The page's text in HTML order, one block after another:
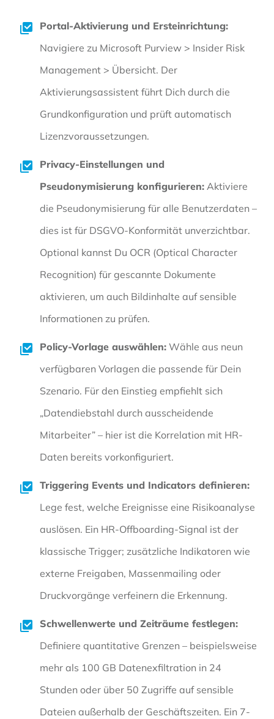
Portal-Aktivierung und Ersteinrichtung:
Navigiere zu Microsoft Purview > Insider Risk
Management > Übersicht. Der
Aktivierungsassistent führt Dich durch die
Grundkonfiguration und prüft automatisch
Lizenzvoraussetzungen.
Privacy-Einstellungen und
Pseudonymisierung konfigurieren: Aktiviere
die Pseudonymisierung für alle Benutzerdaten –
dies ist für DSGVO-Konformität unverzichtbar.
Optional kannst Du OCR (Optical Character
Recognition) für gescannte Dokumente
aktivieren, um auch Bildinhalte auf sensible
Informationen zu prüfen.
Policy-Vorlage auswählen: Wähle aus neun
verfügbaren Vorlagen die passende für Dein
Szenario. Für den Einstieg empfiehlt sich
„Datendiebstahl durch ausscheidende
Mitarbeiter” – hier ist die Korrelation mit HR-
Daten bereits vorkonfiguriert.
Triggering Events und Indicators definieren:
Lege fest, welche Ereignisse eine Risikoanalyse
auslösen. Ein HR-Offboarding-Signal ist der
klassische Trigger; zusätzliche Indikatoren wie
externe Freigaben, Massenmailing oder
Druckvorgänge verfeinern die Erkennung.
Schwellenwerte und Zeiträume festlegen:
Definiere quantitative Grenzen – beispielsweise
mehr als 100 GB Datenexfiltration in 24
Stunden oder über 50 Zugriffe auf sensible
Dateien außerhalb der Geschäftszeiten. Ein 7-